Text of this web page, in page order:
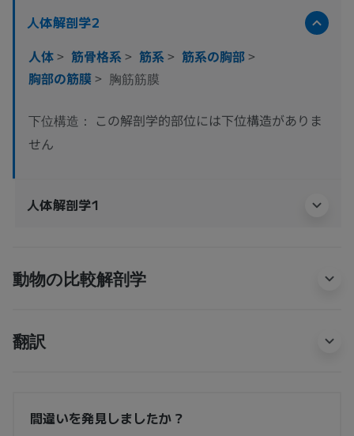
人体解剖学2
人体> 筋骨格系> 筋系> 筋系の胸部>
胸部の筋膜> 胸筋筋膜
下位構造：
この解剖学的部位には下位構造がありま
せん
人体解剖学1
動物の比較解剖学
翻訳
間違いを発見しましたか？